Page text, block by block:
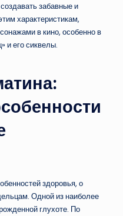
забавные и
характеристикам,
в кино, особенно в
и его сиквелы.
здоровья, о
Одной из наиболее
глухоте. По